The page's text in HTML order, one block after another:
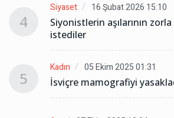
4
Siyaset 16 Şubat 2026 15:10
Siyonistlerin aşılarının zorla
istediler
5
Kadın 05 Ekim 2025 01:31
İsviçre mamografiyi